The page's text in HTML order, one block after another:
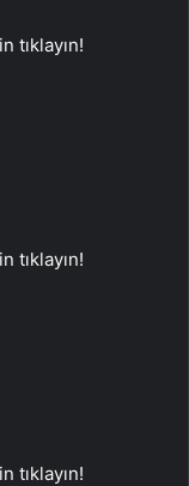
tıklayın!
tıklayın!
tıklayın!